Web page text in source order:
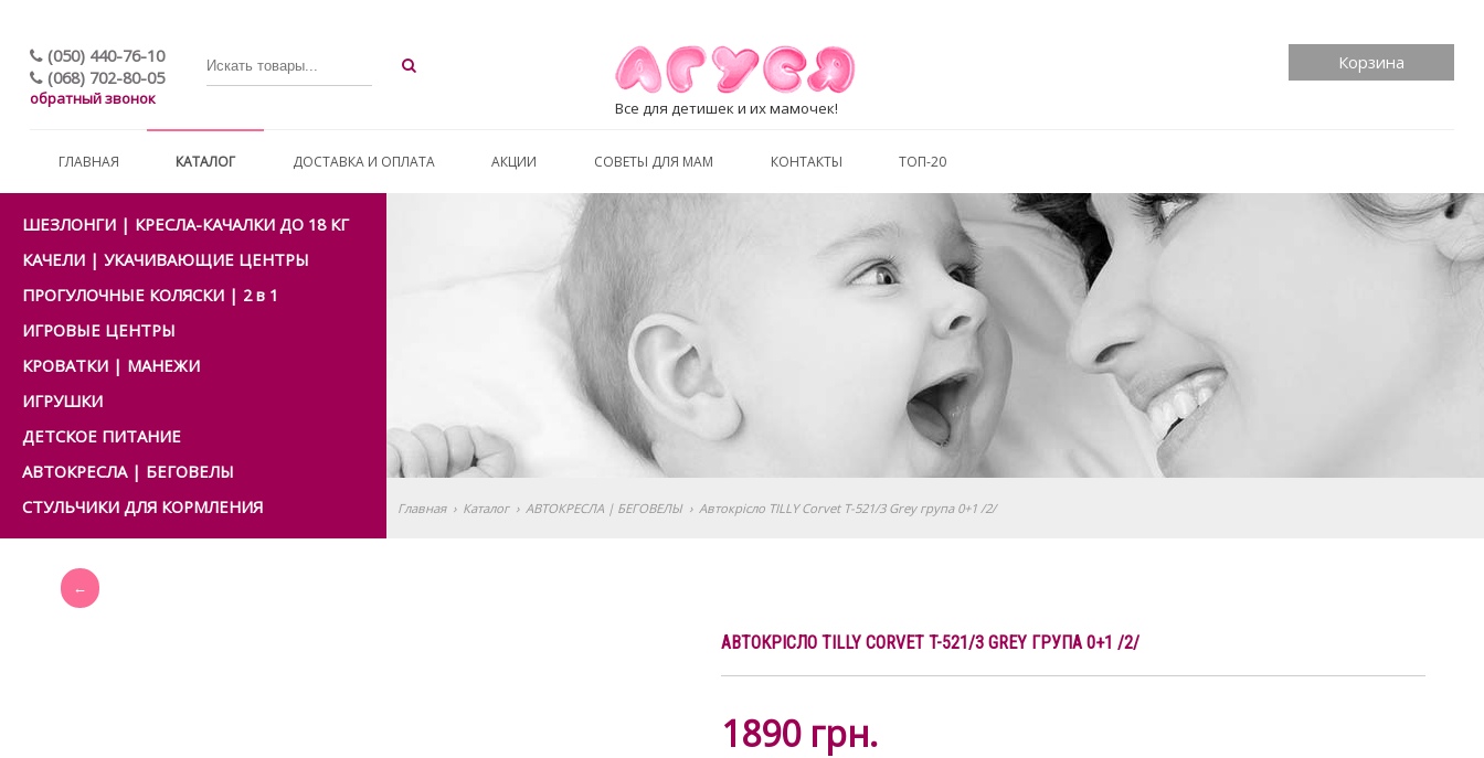
(050) 440-76-10
(068) 702-80-05
обратный звонок Все для детишек и их мамочек!
Корзина
ГЛАВНАЯ КАТАЛОГ ДОСТАВКА И ОПЛАТА АКЦИИ СОВЕТЫ ДЛЯ МАМ КОНТАКТЫ ТОП-20
ШЕЗЛОНГИ | КРЕСЛА-КАЧАЛКИ ДО 18 КГ
КАЧЕЛИ | УКАЧИВАЮЩИЕ ЦЕНТРЫ
ПРОГУЛОЧНЫЕ КОЛЯСКИ | 2 в 1
ИГРОВЫЕ ЦЕНТРЫ
КРОВАТКИ | МАНЕЖИ
ИГРУШКИ
ДЕТСКОЕ ПИТАНИЕ
АВТОКРЕСЛА | БЕГОВЕЛЫ
СТУЛЬЧИКИ ДЛЯ КОРМЛЕНИЯ
Главная › Каталог › АВТОКРЕСЛА | БЕГОВЕЛЫ › Автокрісло TILLY Corvet T-521/3 Grey група 0+1 /2/
АВТОКРІСЛО TILLY CORVET T-521/3 GREY ГРУПА 0+1 /2/
1890 грн.